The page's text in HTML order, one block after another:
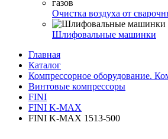
Очистка воздуха от
Шлифовальные машинки
Главная
Каталог
Компрессорное оборудование.
Винтовые компрессоры
FINI
FINI K-MAX
FINI K-MAX 1513-500